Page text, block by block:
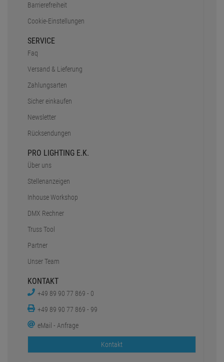
Barrierefreiheit
Cookie-Einstellungen
SERVICE
Faq
Versand & Lieferung
Zahlungsarten
Sicher einkaufen
Newsletter
Rücksendungen
PRO LIGHTING E.K.
Über uns
Stellenanzeigen
Inhouse Workshop
DMX Rechner
Truss Tool
Partner
Unser Team
KONTAKT
+49 89 90 77 869 - 0
+49 89 90 77 869 - 99
eMail - Anfrage
Kontakt